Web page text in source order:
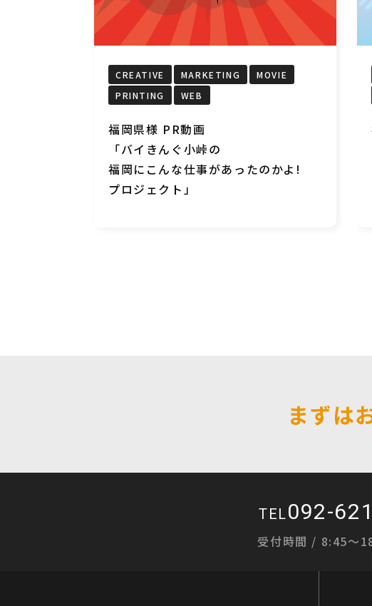
CREATIVE MARKETING
MOVIE
PRINTING
WEB
福岡県様 PR動画
「バイきんぐ小峠の
福岡にこんな仕事があったのかよ!
プロジェクト」
まずは
TEL092-
受付時間 / 8:45〜